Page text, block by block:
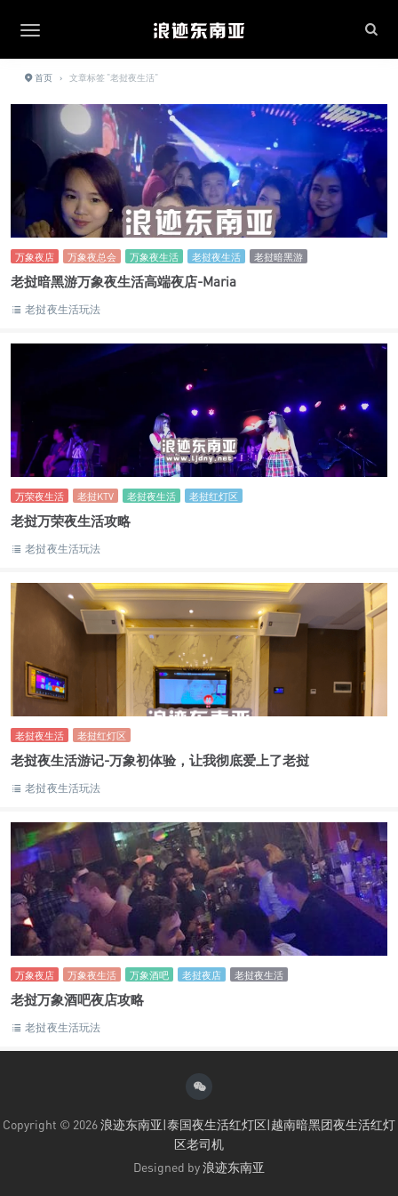
首页 › 文章标签 "老挝夜生活"
万象夜店 万象夜总会 万象夜生活 老挝夜生活 老挝暗黑游
老挝暗黑游万象夜生活高端夜店-Maria
老挝夜生活玩法
万荣夜生活 老挝KTV 老挝夜生活 老挝红灯区
老挝万荣夜生活攻略
老挝夜生活玩法
老挝夜生活 老挝红灯区
老挝夜生活游记-万象初体验，让我彻底爱上了老挝
老挝夜生活玩法
万象夜店 万象夜生活 万象酒吧 老挝夜店 老挝夜生活
老挝万象酒吧夜店攻略
老挝夜生活玩法
Copyright © 2026浪迹东南亚|泰国夜生活红灯区|越南暗黑团夜生活红灯
区老司机
Designed by浪迹东南亚